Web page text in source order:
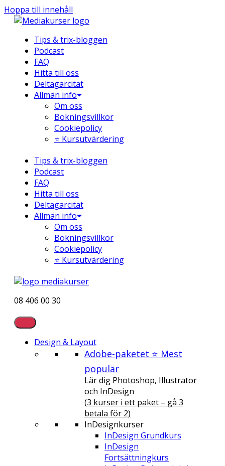
Hoppa till innehåll
Tips & trix-bloggen
Podcast
FAQ
Hitta till oss
Deltagarcitat
Allmän info
Om oss
Bokningsvillkor
Cookiepolicy
⭐ Kursutvärdering
Tips & trix-bloggen
Podcast
FAQ
Hitta till oss
Deltagarcitat
Allmän info
Om oss
Bokningsvillkor
Cookiepolicy
⭐ Kursutvärdering
08 406 00 30
Design & Layout
Adobe-paketet ⭐ Mest
populär
Lär dig Photoshop, Illustrator
och InDesign
(3 kurser i ett paket – gå 3
betala för 2)
InDesignkurser
InDesign Grundkurs
InDesign
Fortsättningkurs